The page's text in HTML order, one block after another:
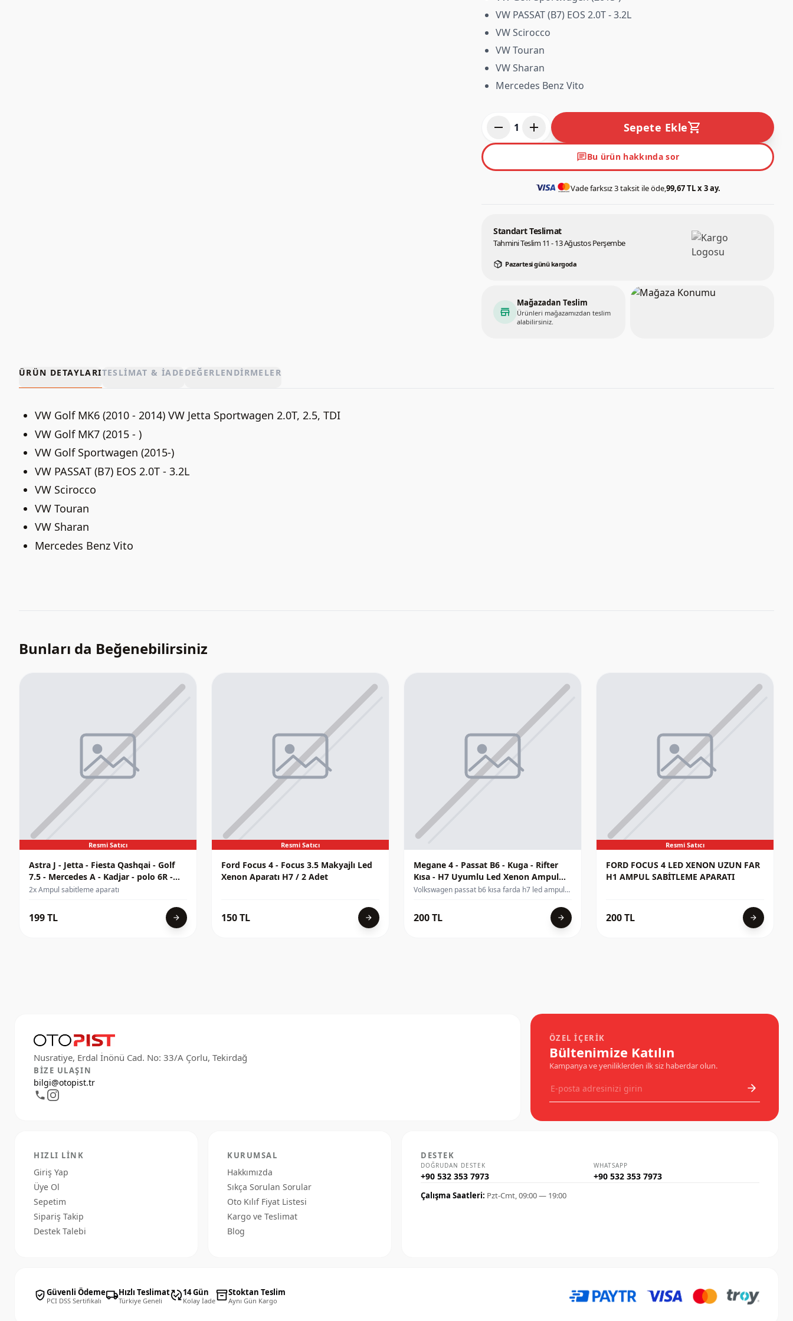
VW PASSAT (B7) EOS 2.0T - 3.2L
VW Scirocco
VW Touran
VW Sharan
Mercedes Benz Vito
remove 1 add Sepete Ekleshopping_cart
chatBu ürün hakkında sor
Vade farksız 3 taksit ile öde,99,67 TL x 3 ay.
Standart Teslimat
Tahmini Teslim 11 - 13 Ağustos Perşembe
Pazartesi günü kargoda
store
Mağazadan Teslim
Ürünleri mağazamızdan teslim
alabilirsiniz.
ÜRÜN DETAYLARITESLIMAT & İADE DEĞERLENDIRMELER
VW Golf MK6 (2010 - 2014) VW Jetta Sportwagen 2.0T, 2.5, TDI
VW Golf MK7 (2015 - )
VW Golf Sportwagen (2015-)
VW PASSAT (B7) EOS 2.0T - 3.2L
VW Scirocco
VW Touran
VW Sharan
Mercedes Benz Vito
Bunları da Beğenebilirsiniz
Resmi Satıcı
Astra J - Jetta - Fiesta Qashqai - Golf
7.5 - Mercedes A - Kadjar - polo 6R -
İnsignia Xenon Far Sabitleme Aparatı
2x Ampul sabitleme aparatı
199 TL arrow_forward
Resmi Satıcı
Ford Focus 4 - Focus 3.5 Makyajlı Led
Xenon Aparatı H7 / 2 Adet
150 TL arrow_forward
Megane 4 - Passat B6 - Kuga - Rifter
Kısa - H7 Uyumlu Led Xenon Ampul
Sabitleme Aparatı / 1 Adet
Volkswagen passat b6 kısa farda h7 led ampul
aparatıdır Volkswagen passat b6 araçlarda
fabrikasyon bulunan halojen ampul sabitleme
aparatı yerine kullanılır Paket içeriğinde 2 adet
200 TL arrow_forward
Resmi Satıcı
FORD FOCUS 4 LED XENON UZUN FAR
H1 AMPUL SABİTLEME APARATI
200 TL arrow_forward
BIZE ULAŞIN
bilgi@otopist.tr
ÖZEL İÇERIK
Bültenimize Katılın
Kampanya ve yeniliklerden ilk siz haberdar olun.
HIZLI LINK
Giriş Yap
Üye Ol
Sepetim
Sipariş Takip
Destek Talebi
KURUMSAL
Hakkımızda
Sıkça Sorulan Sorular
Oto Kılıf Fiyat Listesi
Kargo ve Teslimat
Blog
DESTEK
DOĞRUDAN DESTEK
+90 532 353 7973
WHATSAPP
+90 532 353 7973
Çalışma Saatleri: Pzt-Cmt, 09:00 — 19:00
verified_userGüvenli Ödeme
PCI DSS Sertifikalı local_shippingHızlı Teslimat
Türkiye Geneli published_with_changes14 Gün
Kolay İadeinventory_2Stoktan Teslim
Aynı Gün Kargo